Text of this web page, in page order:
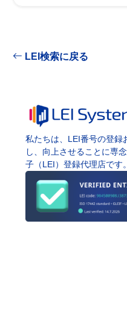
LEI検索に戻る
私たちは、LEI番号の登録
し、向上させることに専
子（LEI）登録代理店です。